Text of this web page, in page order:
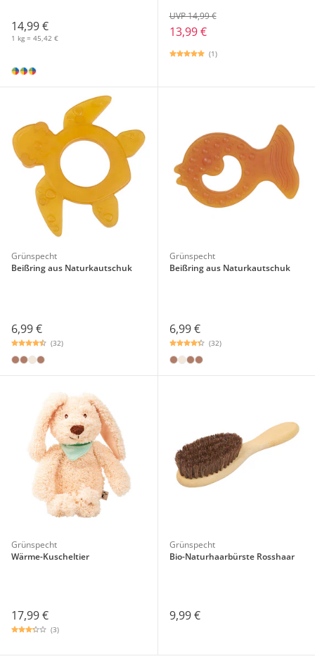
14,99 €
1 kg = 45,42 € 13,99 €
UVP 14,99 €
(1)
Grünspecht
Beißring aus Naturkautschuk
6,99 €
(32)
Grünspecht
Beißring aus Naturkautschuk
6,99 €
(32)
Grünspecht
Wärme-Kuscheltier
17,99 €
(3)
Grünspecht
Bio-Naturhaarbürste Rosshaar
9,99 €